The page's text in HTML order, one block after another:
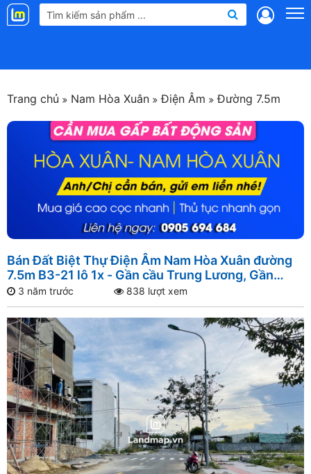
Landmap
Trang chủ Nam Hòa Xuân Điện Âm Đường 7.5m
Bán Đất Biệt Thự Điện Âm Nam Hòa Xuân đường
7.5m B3-21 lô 1x - Gần cầu Trung Lương, Gần
đường Nguyễn Phước Lan, Gần sông Đô Tỏa
3 năm trước 838 lượt xem